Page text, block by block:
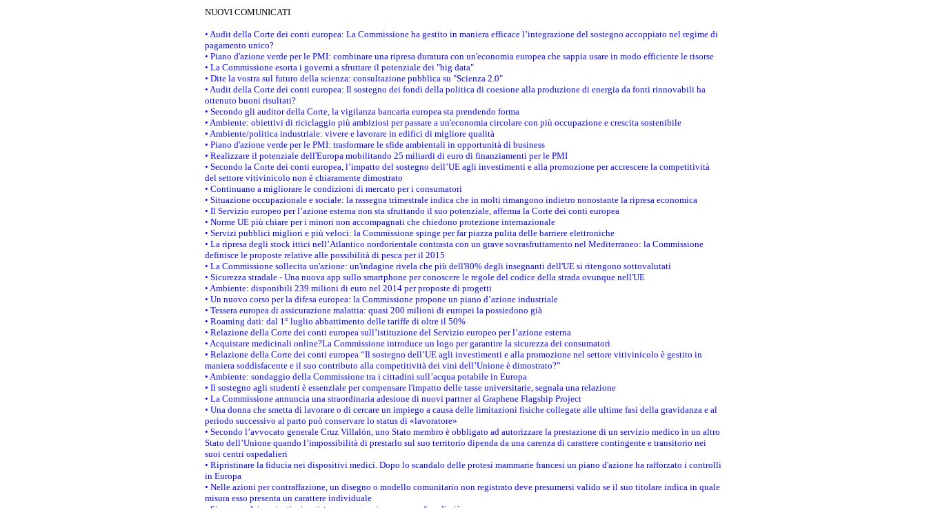
NUOVI COMUNICATI
• Audit della Corte dei conti europea: La Commissione ha gestito in maniera efficace l’integrazione del sostegno accoppiato nel regime di
pagamento unico?
• Piano d'azione verde per le PMI: combinare una ripresa duratura con un'economia europea che sappia usare in modo efficiente le risorse
• La Commissione esorta i governi a sfruttare il potenziale dei "big data"
• Dite la vostra sul futuro della scienza: consultazione pubblica su "Scienza 2.0"
• Audit della Corte dei conti europea: Il sostegno dei fondi della politica di coesione alla produzione di energia da fonti rinnovabili ha
ottenuto buoni risultati?
• Secondo gli auditor della Corte, la vigilanza bancaria europea sta prendendo forma
• Ambiente: obiettivi di riciclaggio più ambiziosi per passare a un'economia circolare con più occupazione e crescita sostenibile
• Ambiente/politica industriale: vivere e lavorare in edifici di migliore qualità
• Piano d'azione verde per le PMI: trasformare le sfide ambientali in opportunità di business
• Realizzare il potenziale dell'Europa mobilitando 25 miliardi di euro di finanziamenti per le PMI
• Secondo la Corte dei conti europea, l’impatto del sostegno dell’UE agli investimenti e alla promozione per accrescere la competitività
del settore vitivinicolo non è chiaramente dimostrato
• Continuano a migliorare le condizioni di mercato per i consumatori
• Situazione occupazionale e sociale: la rassegna trimestrale indica che in molti rimangono indietro nonostante la ripresa economica
• Il Servizio europeo per l’azione esterna non sta sfruttando il suo potenziale, afferma la Corte dei conti europea
• Norme UE più chiare per i minori non accompagnati che chiedono protezione internazionale
• Servizi pubblici migliori e più veloci: la Commissione spinge per far piazza pulita delle barriere elettroniche
• La ripresa degli stock ittici nell’Atlantico nordorientale contrasta con un grave sovrasfruttamento nel Mediterraneo: la Commissione
definisce le proposte relative alle possibilità di pesca per il 2015
• La Commissione sollecita un'azione: un'indagine rivela che più dell'80% degli insegnanti dell'UE si ritengono sottovalutati
• Sicurezza stradale - Una nuova app sullo smartphone per conoscere le regole del codice della strada ovunque nell'UE
• Ambiente: disponibili 239 milioni di euro nel 2014 per proposte di progetti
• Un nuovo corso per la difesa europea: la Commissione propone un piano d’azione industriale
• Tessera europea di assicurazione malattia: quasi 200 milioni di europei la possiedono già
• Roaming dati: dal 1° luglio abbattimento delle tariffe di oltre il 50%
• Relazione della Corte dei conti europea sull’istituzione del Servizio europeo per l’azione esterna
• Acquistare medicinali online?La Commissione introduce un logo per garantire la sicurezza dei consumatori
• Relazione della Corte dei conti europea “Il sostegno dell’UE agli investimenti e alla promozione nel settore vitivinicolo è gestito in
maniera soddisfacente e il suo contributo alla competitività dei vini dell’Unione è dimostrato?”
• Ambiente: sondaggio della Commissione tra i cittadini sull’acqua potabile in Europa
• Il sostegno agli studenti è essenziale per compensare l'impatto delle tasse universitarie, segnala una relazione
• La Commissione annuncia una straordinaria adesione di nuovi partner al Graphene Flagship Project
• Una donna che smetta di lavorare o di cercare un impiego a causa delle limitazioni fisiche collegate alle ultime fasi della gravidanza e al
periodo successivo al parto può conservare lo status di «lavoratore»
• Secondo l’avvocato generale Cruz Villalón, uno Stato membro è obbligato ad autorizzare la prestazione di un servizio medico in un altro
Stato dell’Unione quando l’impossibilità di prestarlo sul suo territorio dipenda da una carenza di carattere contingente e transitorio nei
suoi centri ospedalieri
• Ripristinare la fiducia nei dispositivi medici. Dopo lo scandalo delle protesi mammarie francesi un piano d'azione ha rafforzato i controlli
in Europa
• Nelle azioni per contraffazione, un disegno o modello comunitario non registrato deve presumersi valido se il suo titolare indica in quale
misura esso presenta un carattere individuale